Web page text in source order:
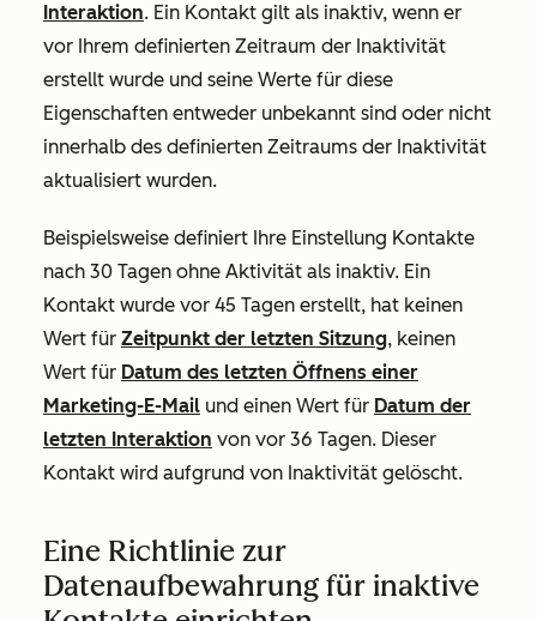
Interaktion. Ein Kontakt gilt als inaktiv, wenn er
vor Ihrem definierten Zeitraum der Inaktivität
erstellt wurde und seine Werte für diese
Eigenschaften entweder unbekannt sind oder nicht
innerhalb des definierten Zeitraums der Inaktivität
aktualisiert wurden.
Beispielsweise definiert Ihre Einstellung Kontakte
nach 30 Tagen ohne Aktivität als inaktiv. Ein
Kontakt wurde vor 45 Tagen erstellt, hat keinen
Wert für Zeitpunkt der letzten Sitzung, keinen
Wert für Datum des letzten Öffnens einer
Marketing-E-Mail und einen Wert für Datum der
letzten Interaktion von vor 36 Tagen. Dieser
Kontakt wird aufgrund von Inaktivität gelöscht.
Eine Richtlinie zur
Datenaufbewahrung für inaktive